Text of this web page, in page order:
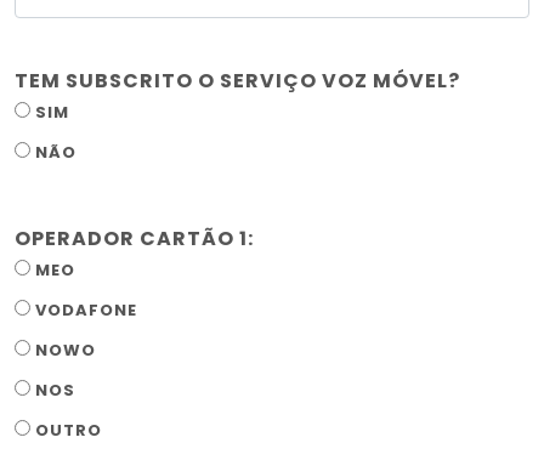
TEM SUBSCRITO O SERVIÇO VOZ MÓVEL?
SIM
NÃO
OPERADOR CARTÃO 1:
MEO
VODAFONE
NOWO
NOS
OUTRO